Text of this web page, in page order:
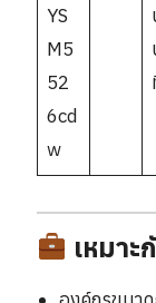
YS
M5
52
6cd
w
เหมาะ